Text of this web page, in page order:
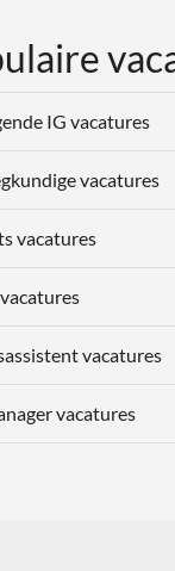
IG vacatures
vacatures
vacatures
vacatures
vacatures